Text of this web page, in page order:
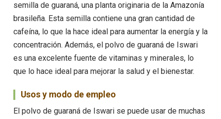
semilla de guaraná, una planta originaria de la Amazonía
brasileña. Esta semilla contiene una gran cantidad de
cafeína, lo que la hace ideal para aumentar la energía y la
concentración. Además, el polvo de guaraná de Iswari
es una excelente fuente de vitaminas y minerales, lo
que lo hace ideal para mejorar la salud y el bienestar.
Usos y modo de empleo
El polvo de guaraná de Iswari se puede usar de muchas